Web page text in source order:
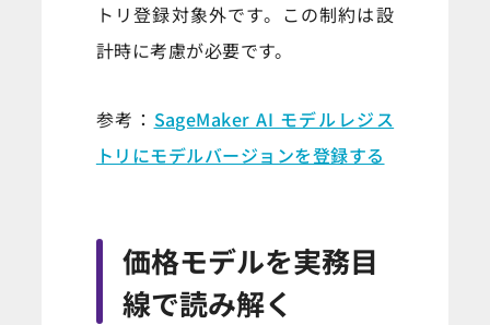
トリ登録対象外です。この制約は設
計時に考慮が必要です。
参考： SageMaker AI モデルレジス
トリにモデルバージョンを登録する
価格モデルを実務目
線で読み解く